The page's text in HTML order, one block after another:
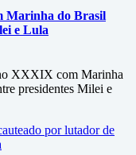
Marinha do Brasil
e Lula
XXXIX com Marinha
presidentes Milei e